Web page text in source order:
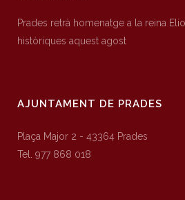
Prades retrà homenatge a la reina
històriques aquest agost
AJUNTAMENT DE PRADES
Plaça Major 2 - 43364 Prades
Tel. 977 868 018